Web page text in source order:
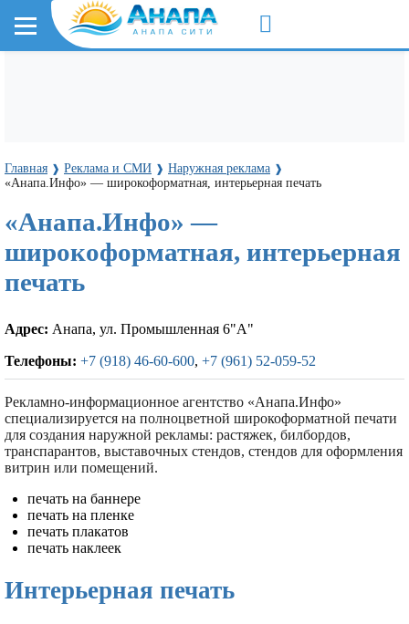
Главная ❱ Реклама и СМИ ❱ Наружная реклама ❱
«Анапа.Инфо» — широкоформатная, интерьерная печать
«Анапа.Инфо» —
широкоформатная, интерьерная
печать
Адрес: Анапа, ул. Промышленная 6"А"
Телефоны: +7 (918) 46-60-600, +7 (961) 52-059-52
Рекламно-информационное агентство «Анапа.Инфо»
специализируется на полноцветной широкоформатной печати
для создания наружной рекламы: растяжек, билбордов,
транспарантов, выставочных стендов, стендов для оформления
витрин или помещений.
печать на баннере
печать на пленке
печать плакатов
печать наклеек
Интерьерная печать